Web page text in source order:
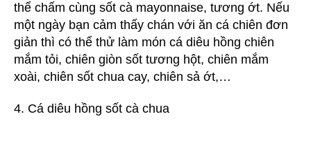
thể chấm cùng sốt cà mayonnaise, tương ớt. Nếu
một ngày bạn cảm thấy chán với ăn cá chiên đơn
giản thì có thể thử làm món cá diêu hồng chiên
mắm tỏi, chiên giòn sốt tương hột, chiên mắm
xoài, chiên sốt chua cay, chiên sả ớt,…
4. Cá diêu hồng sốt cà chua